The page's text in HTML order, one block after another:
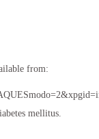
from:
mellitus.